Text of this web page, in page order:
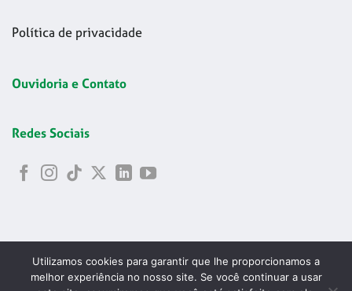
Política de privacidade
Ouvidoria e Contato
Redes Sociais
Utilizamos cookies para garantir que lhe proporcionamos a
melhor experiência no nosso site. Se você continuar a usar